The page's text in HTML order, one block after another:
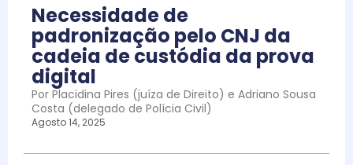
Necessidade de
padronização pelo CNJ da
cadeia de custódia da prova
digital
Por Placidina Pires (juíza de Direito) e Adriano Sousa
Costa (delegado de Polícia Civil)
Agosto 14, 2025